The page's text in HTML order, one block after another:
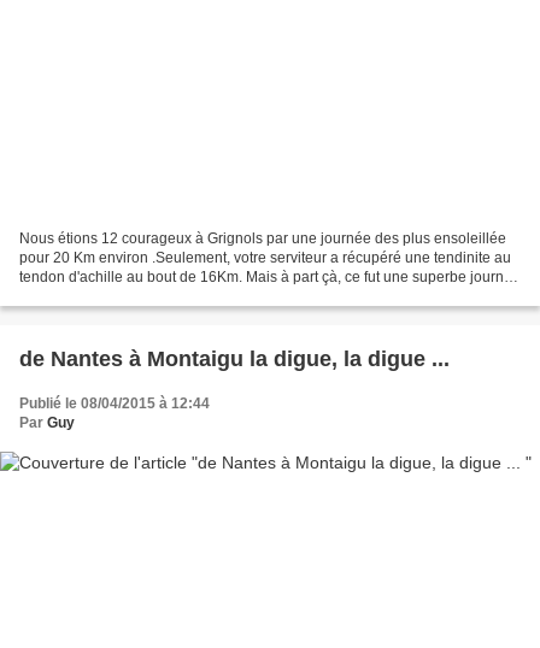
Nous étions 12 courageux à Grignols par une journée des plus ensoleillée
pour 20 Km environ .Seulement, votre serviteur a récupéré une tendinite au
tendon d'achille au bout de 16Km. Mais à part çà, ce fut une superbe journée
de Nantes à Montaigu la digue, la digue ...
Publié le 08/04/2015 à 12:44
Par Guy